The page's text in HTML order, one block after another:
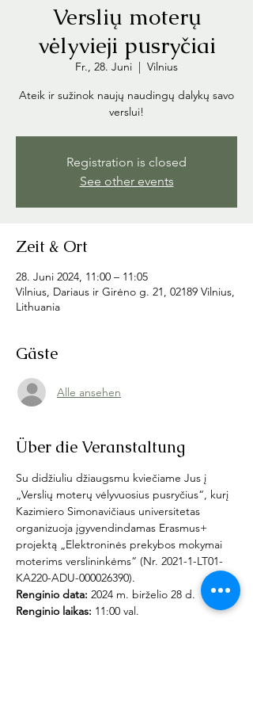
Verslių moterų
vėlyvieji pusryčiai
Fr., 28. Juni
  |
Vilnius
Ateik ir sužinok naujų naudingų dalykų savo
verslui!
Registration is closed
See other events
Zeit & Ort
28. Juni 2024, 11:00 – 11:05
Vilnius, Dariaus ir Girėno g. 21, 02189 Vilnius,
Lithuania
Gäste
Alle ansehen
Über die Veranstaltung
Su didžiuliu džiaugsmu kviečiame Jus į
„Verslių moterų vėlyvuosius pusryčius“, kurį
Kazimiero Simonavičiaus universitetas
organizuoja įgyvendindamas Erasmus+
projektą „Elektroninės prekybos mokymai
moterims verslininkėms“ (Nr. 2021-1-LT01-
KA220-ADU-000026390).
Renginio data: 2024 m. birželio 28 d.
Renginio laikas: 11:00 val.